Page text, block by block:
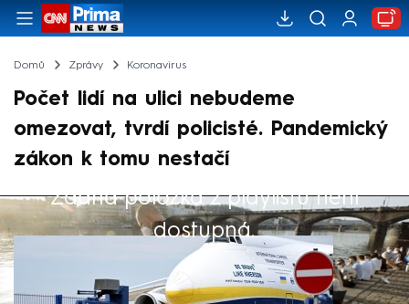
Domů Zprávy Koronavirus
Počet lidí na ulici nebudeme
omezovat, tvrdí policisté. Pandemický
zákon k tomu nestačí
Žádná položka z playlistu není
dostupná.
Výběr redakce